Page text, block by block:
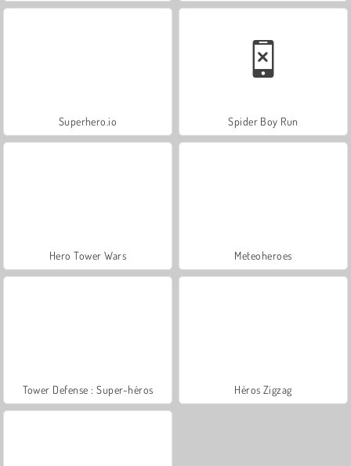
Superhero.io Spider Boy Run
Hero Tower Wars Meteoheroes
Tower Defense : Super-héros Héros Zigzag